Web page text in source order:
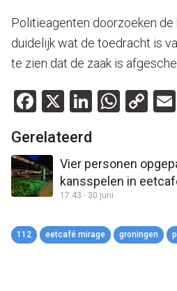
Politieagenten doorzoeken de
duidelijk wat de toedracht is
te zien dat de zaak is
Facebook
X LinkedIn
Gerelateerd
Vier personen
kansspelen in
Noorderstation
17:43 - 30 juni
112 eetcafé mirage groningen